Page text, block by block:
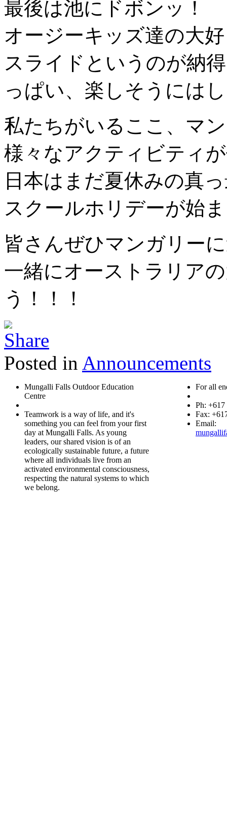
最後は池にドボンッ！
オージーキッズ達の大
スライドというのが納
っぱい、楽しそうには
私たちがいるここ、マ
様々なアクティビティ
日本はまだ夏休みの真
スクールホリデーが始
皆さんぜひマンガリー
一緒にオーストラリア
う！！！
Posted in Announcements
Mungalli Falls Outdoor Education
Centre
Teamwork is a way of life, and it's
something you can feel from your first
day at Mungalli Falls. As young
leaders, our shared vision is of an
ecologically sustainable future, a future
where all individuals live from an
activated environmental consciousness,
respecting the natural systems to which
we belong.
For all
Ph: +617
Fax:
Email: